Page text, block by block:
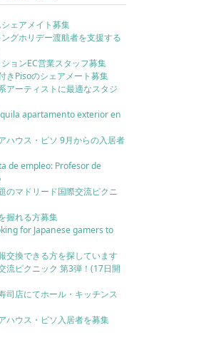
ェアメイト募集
グホリデー渡航者を支援する
ョンEC営業スタッフ募集
きPisoのシェアメート募集
アーティストに最適なスタジ
apartamento exterior en
ハウス・ピソ 9月からの入居者
de empleo: Profesor de
のマドリード国際交流ピクニ
握れる方募集
for Japanese gamers to
交換できる方を探しています
流ピクニック 第3弾！(17日開
司店にてホール・キッチンス
ハウス・ピソ入居者を募集